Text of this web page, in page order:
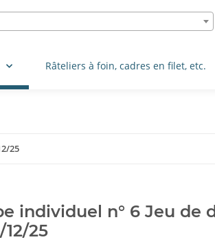
Râteliers à foin, cadres en filet, etc.
25
individuel n° 6 Jeu de
25